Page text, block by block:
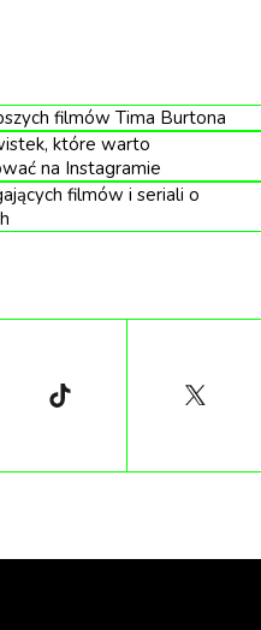
że ten serial „to
historie potrafią
Inne
które porwały widzów
„Moja wina” czy
„Maxton Hall”
filmów Tima Burtona
które warto
na Instagramie
filmów i seriali o